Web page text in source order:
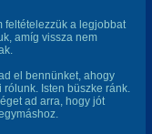
feltételezzük a legjobbat
amíg vissza nem
el bennünket, ahogy
Isten büszke ránk.
ad arra, hogy jót